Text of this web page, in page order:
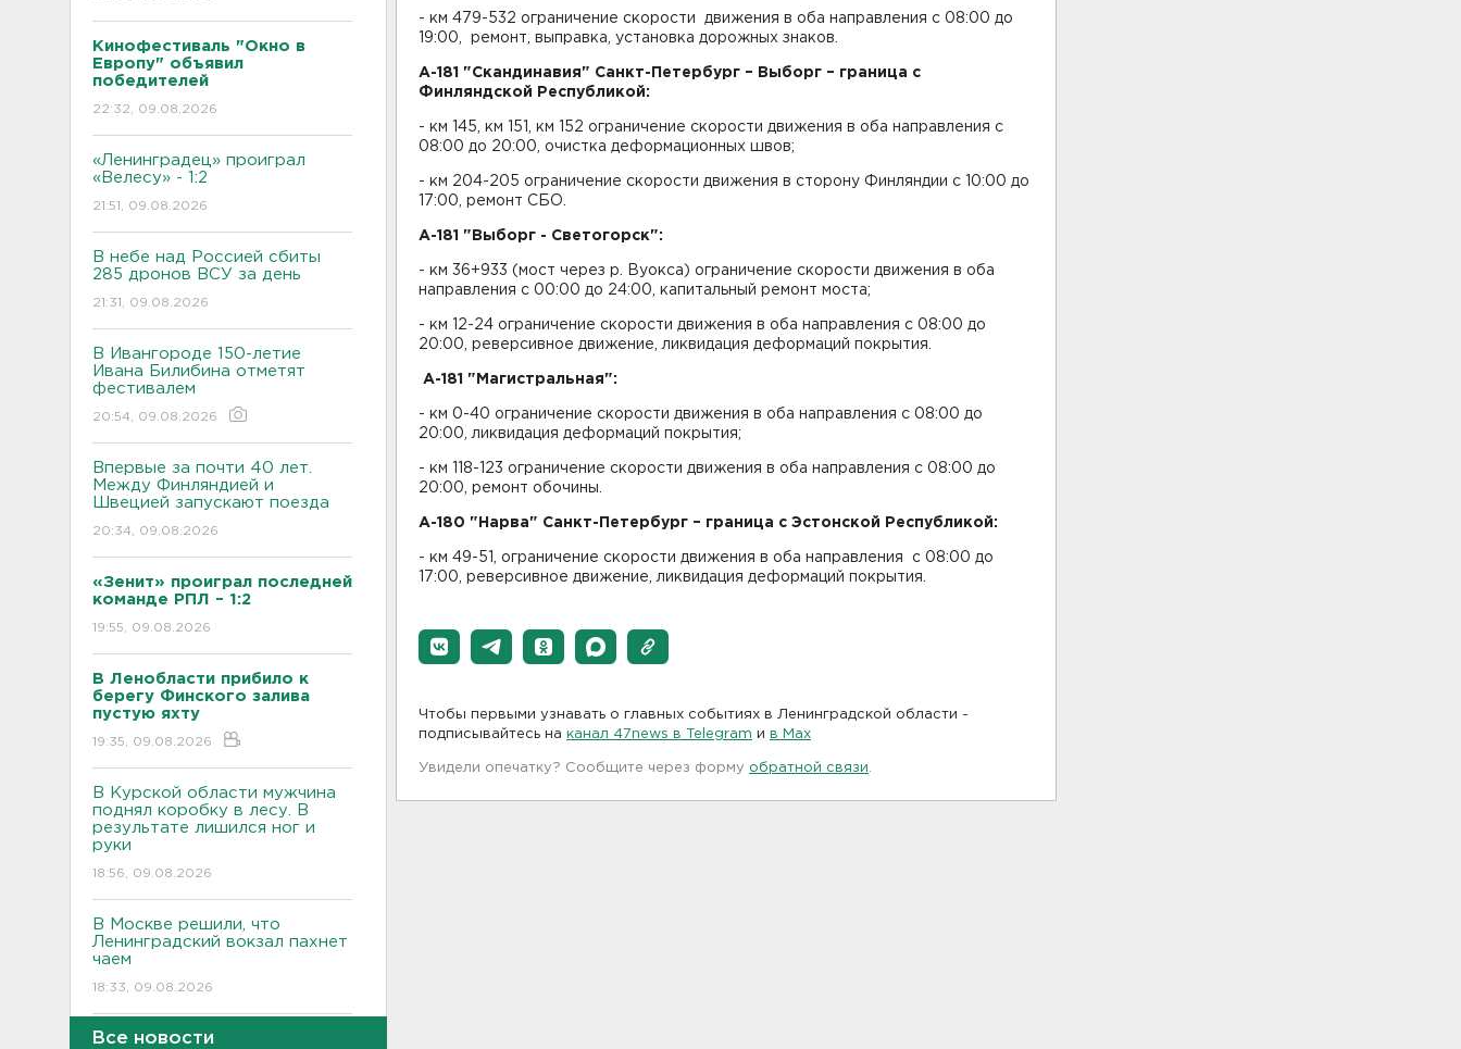
Кинофестиваль "Окно в
Европу" объявил
победителей
22:32, 09.08.2026
«Ленинградец» проиграл
«Велесу» - 1:2
21:51, 09.08.2026
В небе над Россией сбиты
285 дронов ВСУ за день
21:31, 09.08.2026
В Ивангороде 150-летие
Ивана Билибина отметят
фестивалем
20:54, 09.08.2026
Впервые за почти 40 лет.
Между Финляндией и
Швецией запускают поезда
20:34, 09.08.2026
«Зенит» проиграл последней
команде РПЛ – 1:2
19:55, 09.08.2026
В Ленобласти прибило к
берегу Финского залива
пустую яхту
19:35, 09.08.2026
В Курской области мужчина
поднял коробку в лесу. В
результате лишился ног и
руки
18:56, 09.08.2026
В Москве решили, что
Ленинградский вокзал пахнет
чаем
18:33, 09.08.2026
На Невском пятачке
Все новости
- км 479-532 ограничение скорости движения в оба направления с 08:00 до
19:00, ремонт, выправка, установка дорожных знаков.
А-181 "Скандинавия" Санкт-Петербург – Выборг – граница с
Финляндской Республикой:
- км 145, км 151, км 152 ограничение скорости движения в оба направления с
08:00 до 20:00, очистка деформационных швов;
- км 204-205 ограничение скорости движения в сторону Финляндии с 10:00 до
17:00, ремонт СБО.
А-181 "Выборг - Светогорск":
- км 36+933 (мост через р. Вуокса) ограничение скорости движения в оба
направления с 00:00 до 24:00, капитальный ремонт моста;
- км 12-24 ограничение скорости движения в оба направления с 08:00 до
20:00, реверсивное движение, ликвидация деформаций покрытия.
А-181 "Магистральная":
- км 0-40 ограничение скорости движения в оба направления с 08:00 до
20:00, ликвидация деформаций покрытия;
- км 118-123 ограничение скорости движения в оба направления с 08:00 до
20:00, ремонт обочины.
А-180 "Нарва" Санкт-Петербург – граница с Эстонской Республикой:
- км 49-51, ограничение скорости движения в оба направления с 08:00 до
17:00, реверсивное движение, ликвидация деформаций покрытия.
Чтобы первыми узнавать о главных событиях в Ленинградской области -
подписывайтесь на канал 47news в Telegram и в Maх
Увидели опечатку? Сообщите через форму обратной связи